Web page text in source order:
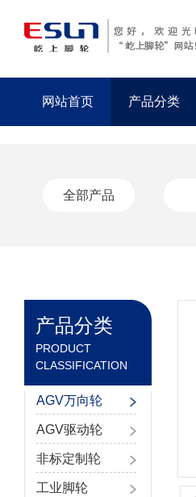
网站首页 产品分类
全部产品
产品分类
PRODUCT
CLASSIFICATION
AGV万向轮
AGV驱动轮
非标定制轮
工业脚轮